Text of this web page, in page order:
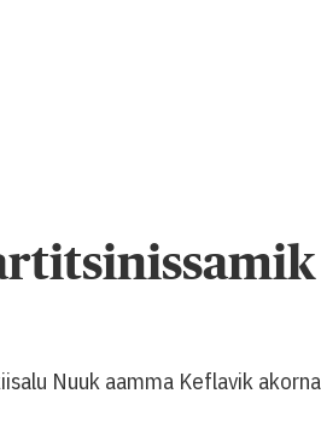
Nuuk aamma Keflavik